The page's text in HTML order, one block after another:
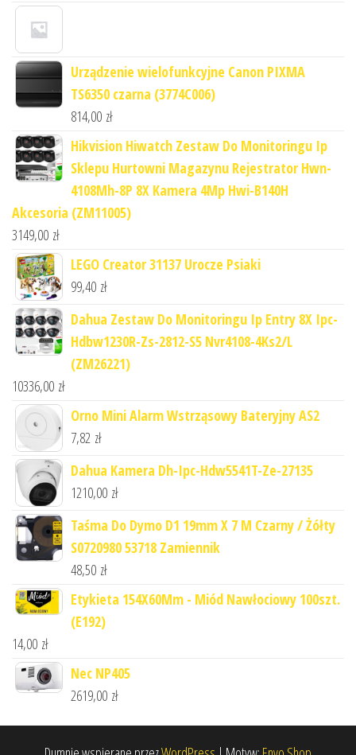
Urządzenie wielofunkcyjne Canon PIXMA
TS6350 czarna (3774C006)
814,00 zł
Hikvision Hiwatch Zestaw Do Monitoringu Ip
Sklepu Hurtowni Magazynu Rejestrator Hwn-
4108Mh-8P 8X Kamera 4Mp Hwi-B140H
Akcesoria (ZM11005)
3149,00 zł
LEGO Creator 31137 Urocze Psiaki
99,40 zł
Dahua Zestaw Do Monitoringu Ip Entry 8X Ipc-
Hdbw1230R-Zs-2812-S5 Nvr4108-4Ks2/L
(ZM26221)
10336,00 zł
Orno Mini Alarm Wstrząsowy Bateryjny AS2
7,82 zł
Dahua Kamera Dh-Ipc-Hdw5541T-Ze-27135
1210,00 zł
Taśma Do Dymo D1 19mm X 7 M Czarny / Żółty
S0720980 53718 Zamiennik
48,50 zł
Etykieta 154X60Mm - Miód Nawłociowy 100szt.
(E192)
14,00 zł
Nec NP405
2619,00 zł